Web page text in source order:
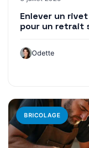
Enlever un
pour un retrait
Odette
BRICOLAGE